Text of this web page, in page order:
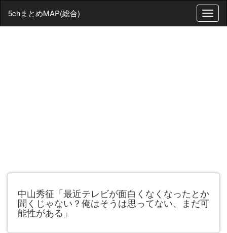
T
o
5chまとめMAP(総合)
中山秀征「最近テレビが面白くなくなったとか
聞くじゃない？俺はそうは思ってない、まだ可
能性がある」